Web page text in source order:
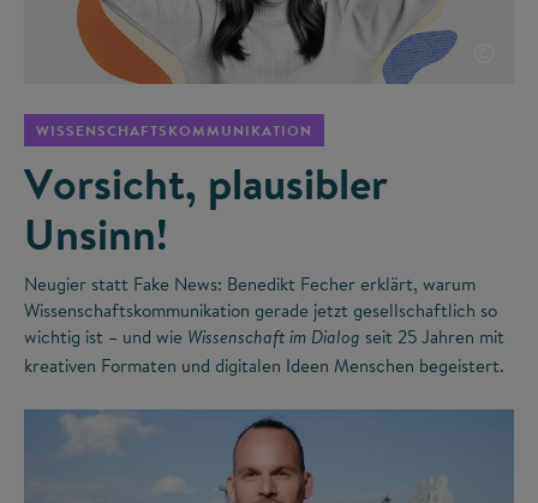
WISSENSCHAFTSKOMMUNIKATION
Vorsicht, plausibler
Unsinn!
Neugier statt Fake News: Benedikt Fecher erklärt, warum
Wissenschaftskommunikation gerade jetzt gesellschaftlich so
wichtig ist – und wie Wissenschaft im Dialog seit 25 Jahren mit
kreativen Formaten und digitalen Ideen Menschen begeistert.